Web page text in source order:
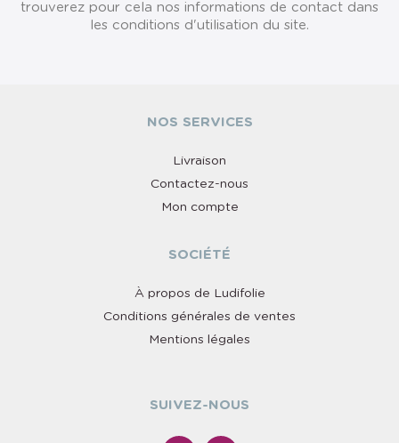
trouverez pour cela nos informations de contact dans
les conditions d'utilisation du site.
NOS SERVICES
Livraison
Contactez-nous
Mon compte
SOCIÉTÉ
À propos de Ludifolie
Conditions générales de ventes
Mentions légales
SUIVEZ-NOUS